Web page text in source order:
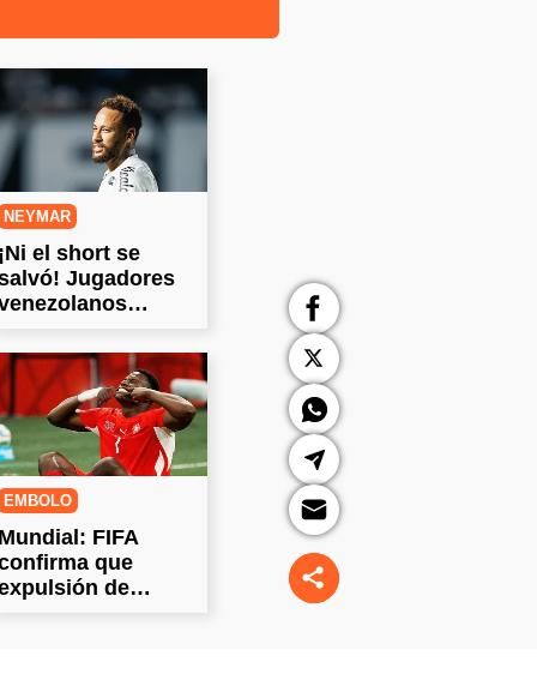
NEYMAR
¡Ni el short se
Jugadores
ropa
EMBOLO
Mundial: FIFA
que
de